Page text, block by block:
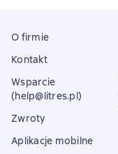
O firmie
Kontakt
Wsparcie
(help@litres.pl)
Zwroty
Aplikacje mobilne